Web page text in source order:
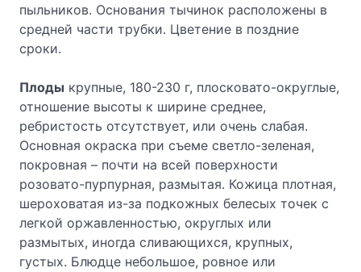
пыльников. Основания тычинок расположены в
средней части трубки. Цветение в поздние
сроки.
Плоды крупные, 180-230 г, плосковато-округлые,
отношение высоты к ширине среднее,
ребристость отсутствует, или очень слабая.
Основная окраска при съеме светло-зеленая,
покровная – почти на всей поверхности
розовато-пурпурная, размытая. Кожица плотная,
шероховатая из-за подкожных белесых точек с
легкой оржавленностью, округлых или
размытых, иногда сливающихся, крупных,
густых. Блюдце небольшое, ровное или